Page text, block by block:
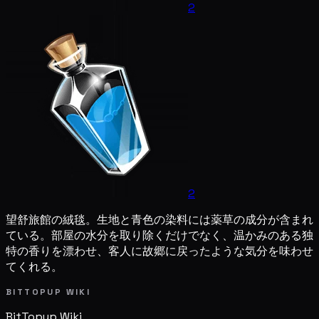
2
2
望舒旅館の絨毯。生地と青色の染料には薬草の成分が含まれ
ている。部屋の水分を取り除くだけでなく、温かみのある独
特の香りを漂わせ、客人に故郷に戻ったような気分を味わせ
てくれる。
BITTOPUP WIKI